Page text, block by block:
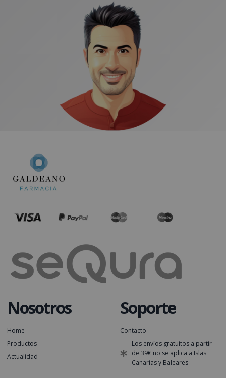
Nosotros
Home
Productos
Actualidad
Soporte
Contacto
Los envíos gratuitos a partir
de 39€ no se aplica a Islas
Canarias y Baleares